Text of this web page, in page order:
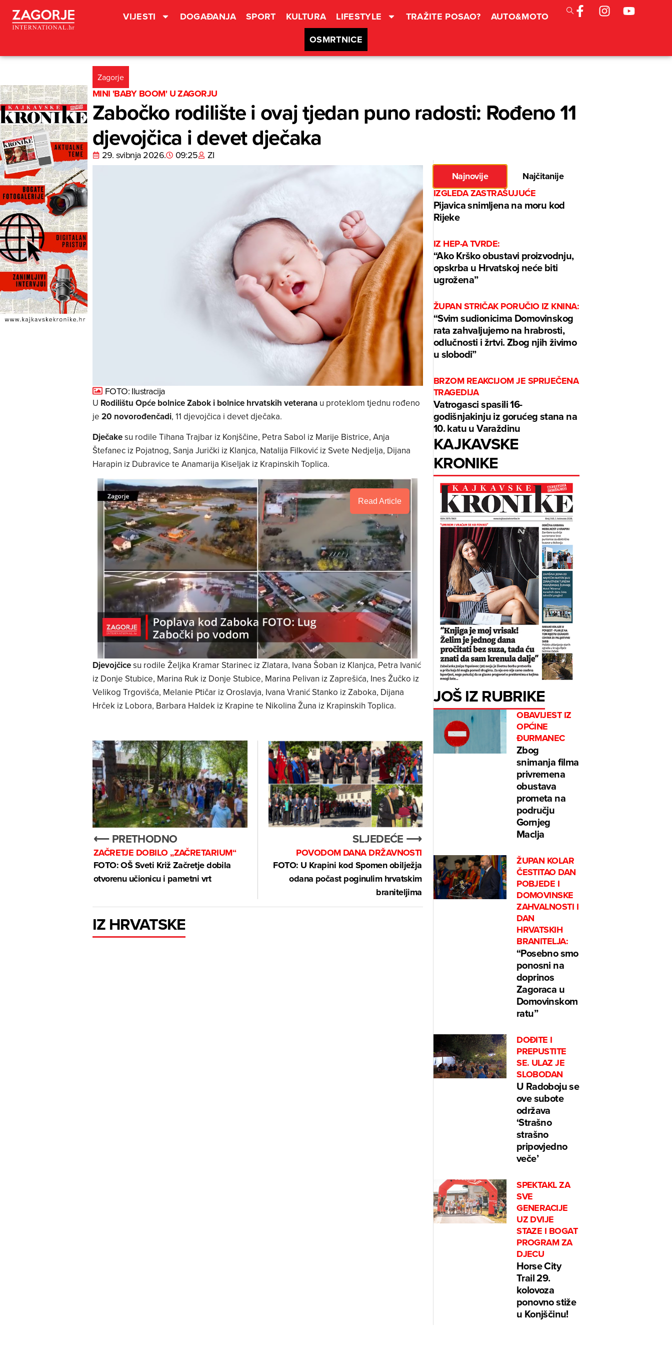
VIJESTI DOGAĐANJA SPORT KULTURA LIFESTYLE TRAŽITE POSAO?
AUTO&MOTO
OSMRTNICE
Zagorje
MINI 'BABY BOOM' U ZAGORJU
Zabočko rodilište i ovaj tjedan puno radosti: Rođeno 11
djevojčica i devet dječaka
29. svibnja 2026. 09:25 ZI
FOTO: Ilustracija
U Rodilištu Opće bolnice Zabok i bolnice hrvatskih veteranau proteklom tjednu rođeno
je 20 novorođenčadi, 11 djevojčica i devet dječaka.
Dječakesu rodile Tihana Trajbar iz Konjščine, Petra Sabol iz Marije Bistrice, Anja
Štefanec iz Pojatnog, Sanja Jurički iz Klanjca, Natalija Filković iz Svete Nedjelja, Dijana
Harapin iz Dubravice te Anamarija Kiseljak iz Krapinskih Toplica.
Read Article
Djevojčicesu rodile Željka Kramar Starinec iz Zlatara, Ivana Šoban iz Klanjca, Petra Ivanić
iz Donje Stubice, Marina Ruk iz Donje Stubice, Marina Pelivan iz Zaprešića, Ines Žučko iz
Velikog Trgovišća, Melanie Ptičar iz Oroslavja, Ivana Vranić Stanko iz Zaboka, Dijana
Hrček iz Lobora, Barbara Haldek iz Krapine te Nikolina Žuna iz Krapinskih Toplica.
⟵ PRETHODNO
ZAČRETJE DOBILO „ZAČRETARIUM“
FOTO: OŠ Sveti Križ Začretje dobila
otvorenu učionicu i pametni vrt
SLJEDEĆE ⟶
POVODOM DANA DRŽAVNOSTI
FOTO: U Krapini kod Spomen obilježja
odana počast poginulim hrvatskim
braniteljima
IZ HRVATSKE
Najnovije
Najčitanije
IZGLEDA ZASTRAŠUJUĆE
Pijavica snimljena na moru kod
Rijeke
IZ HEP-A TVRDE:
“Ako Krško obustavi proizvodnju,
opskrba u Hrvatskoj neće biti
ugrožena”
ŽUPAN STRIČAK PORUČIO IZ KNINA:
“Svim sudionicima Domovinskog
rata zahvaljujemo na hrabrosti,
odlučnosti i žrtvi. Zbog njih živimo
u slobodi”
BRZOM REAKCIJOM JE SPRIJEČENA
TRAGEDIJA
Vatrogasci spasili 16-
godišnjakinju iz gorućeg stana na
10. katu u Varaždinu
KAJKAVSKE
KRONIKE
JOŠ IZ RUBRIKE
OBAVIJEST IZ
OPĆINE
ĐURMANEC
Zbog
snimanja filma
privremena
obustava
prometa na
području
Gornjeg
Maclja
ŽUPAN KOLAR
ČESTITAO DAN
POBJEDE I
DOMOVINSKE
ZAHVALNOSTI I
DAN
HRVATSKIH
BRANITELJA:
“Posebno smo
ponosni na
doprinos
Zagoraca u
Domovinskom
ratu”
DOĐITE I
PREPUSTITE
SE. ULAZ JE
SLOBODAN
U Radoboju se
ove subote
održava
‘Strašno
strašno
pripovjedno
veče’
SPEKTAKL ZA
SVE
GENERACIJE
UZ DVIJE
STAZE I BOGAT
PROGRAM ZA
DJECU
Horse City
Trail 29.
kolovoza
ponovno stiže
u Konjščinu!